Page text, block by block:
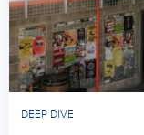
DEEP DIVE